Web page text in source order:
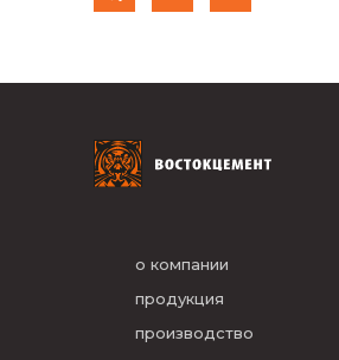
о компании
продукция
производство